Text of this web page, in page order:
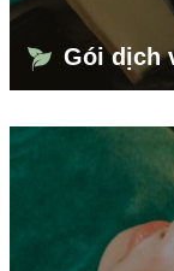
Gói dịch